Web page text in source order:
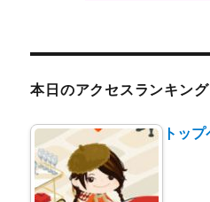
本日のアクセスランキング
トッ